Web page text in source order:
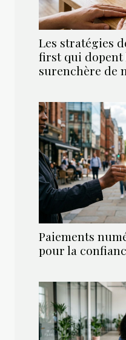
Les stratégies
first qui dopent
surenchère de
Paiements
pour la